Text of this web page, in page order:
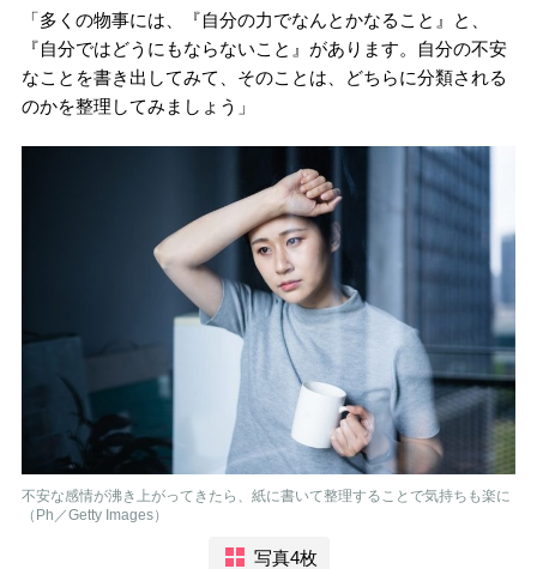
「多くの物事には、『自分の力でなんとかなること』と、
『自分ではどうにもならないこと』があります。自分の不安
なことを書き出してみて、そのことは、どちらに分類される
のかを整理してみましょう」
不安な感情が沸き上がってきたら、紙に書いて整理することで気持ちも楽に
（Ph／Getty Images）
写真4枚